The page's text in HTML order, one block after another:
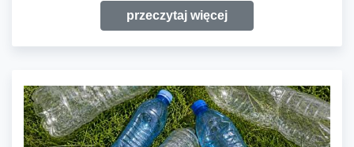
przeczytaj więcej